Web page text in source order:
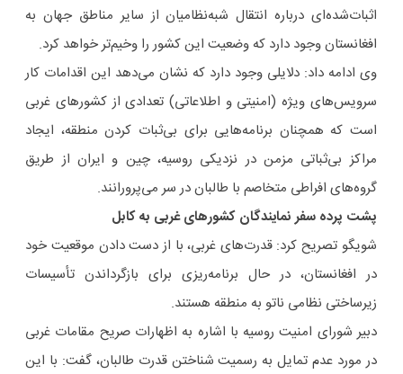
اثبات‌شده‌ای درباره انتقال شبه‌نظامیان از سایر مناطق جهان به
افغانستان وجود دارد که وضعیت این کشور را وخیم‌تر خواهد کرد.
وی ادامه داد: دلایلی وجود دارد که نشان می‌دهد این اقدامات کار
سرویس‌های ویژه (امنیتی و اطلاعاتی) تعدادی از کشورهای غربی
است که همچنان برنامه‌هایی برای بی‌ثبات کردن منطقه، ایجاد
مراکز بی‌ثباتی مزمن در نزدیکی روسیه، چین و ایران از طریق
گروه‌های افراطی متخاصم با طالبان در سر می‌پرورانند.
پشت پرده سفر نمایندگان کشورهای غربی به کابل
شویگو تصریح کرد: قدرت‌های غربی، با از دست دادن موقعیت خود
در افغانستان، در حال برنامه‌ریزی برای بازگرداندن تأسیسات
زیرساختی نظامی ناتو به منطقه هستند.
دبیر شورای امنیت روسیه با اشاره به اظهارات صریح مقامات غربی
در مورد عدم تمایل به رسمیت شناختن قدرت طالبان، گفت: با این